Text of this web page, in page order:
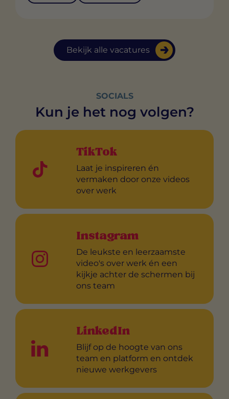
Bekijk alle vacatures
SOCIALS
Kun je het nog volgen?
TikTok
Laat je inspireren én
vermaken door onze videos
over werk
Instagram
De leukste en leerzaamste
video's over werk én een
kijkje achter de schermen bij
ons team
LinkedIn
Blijf op de hoogte van ons
team en platform en ontdek
nieuwe werkgevers